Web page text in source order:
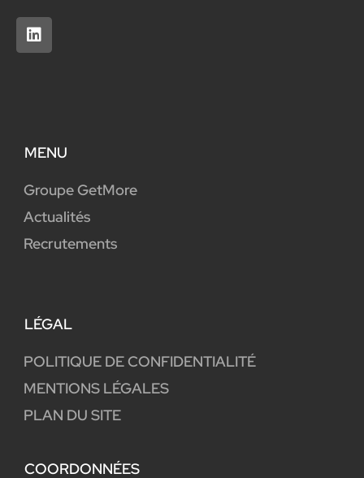
MENU
Groupe GetMore
Actualités
Recrutements
LÉGAL
POLITIQUE DE CONFIDENTIALITÉ
MENTIONS LÉGALES
PLAN DU SITE
COORDONNÉES